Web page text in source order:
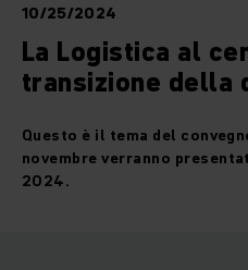
10/25/2024
La Logistica al
transizione della
Questo è il tema del
novembre verranno
2024.